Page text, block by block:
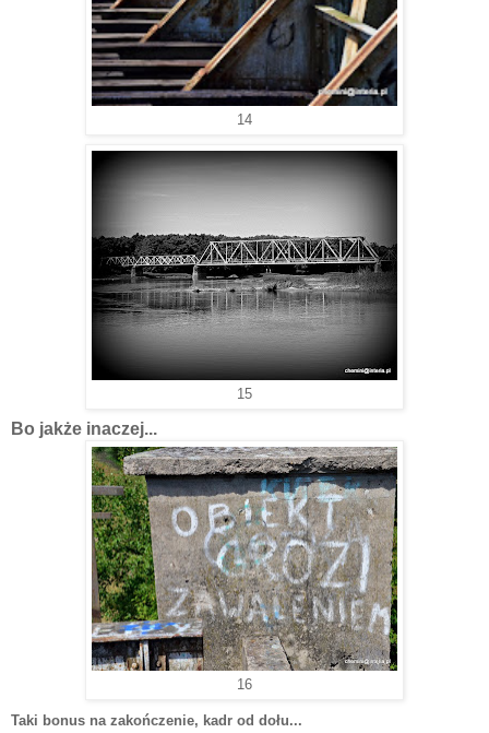
14
15
Bo jakże inaczej...
16
Taki bonus na zakończenie, kadr od dołu...